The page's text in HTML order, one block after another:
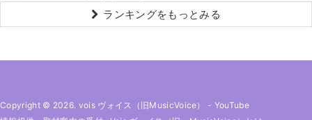
ランキングをもっとみる
Copyright © 2026. vois ヴォイス（旧MusicVoice） - YouTube